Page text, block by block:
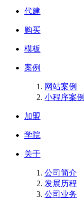
代建
购买
模板
案例
网站案例
小程序案例
加盟
学院
关于
公司简介
发展历程
公司业务